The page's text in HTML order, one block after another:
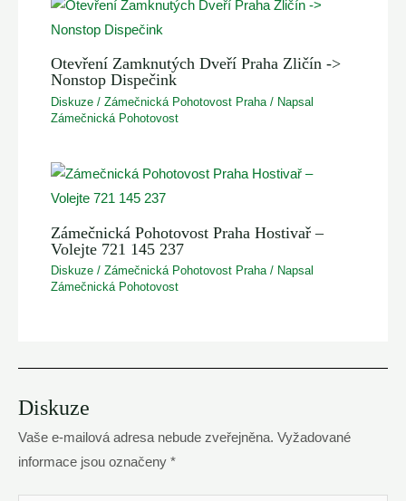
Otevření Zamknutých Dveří Praha Zličín ->
Nonstop Dispečink
Diskuze /Zámečnická Pohotovost Praha / Napsal
Zámečnická Pohotovost
Zámečnická Pohotovost Praha Hostivař –
Volejte 721 145 237
Diskuze /Zámečnická Pohotovost Praha/ Napsal
Zámečnická Pohotovost
Diskuze
Vaše e-mailová adresa nebude zveřejněna. Vyžadované
informace jsou označeny *